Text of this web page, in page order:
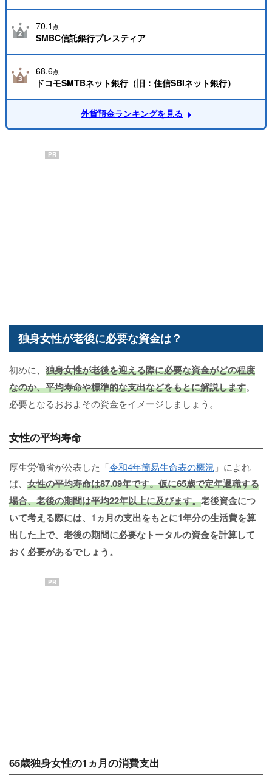
70.1 点
SMBC信託銀行プレスティア
68.6点
ドコモSMTBネット銀行（旧：住信SBIネット銀行）
外貨預金ランキングを見る
PR
独身女性が老後に必要な資金は？
初めに、 独身女性が老後を迎える際に必要な資金がどの程度
なのか、平均寿命や標準的な支出などをもとに解説します。
必要となるおおよその資金をイメージしましょう。
女性の平均寿命
厚生労働省が公表した「令和4年簡易生命表の概況 」によれ
ば、 女性の平均寿命は87.09年です。仮に65歳で定年退職する
場合、老後の期間は平均22年以上に及びます。老後資金につ
いて考える際には、1ヵ月の支出をもとに1年分の生活費を算
出した上で、老後の期間に必要なトータルの資金を計算して
おく必要があるでしょう。
PR
65歳独身女性の1ヵ月の消費支出